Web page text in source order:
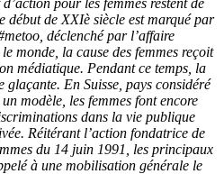
pour les femmes restent de
début de XXIè siècle est marqué par
déclenché par l’affaire
monde, la cause des femmes reçoit
médiatique. Pendant ce temps, la
glaçante. En Suisse, pays considéré
modèle, les femmes font encore
dans la vie publique
Réitérant l’action fondatrice de
du 14 juin 1991, les principaux
à une mobilisation générale le